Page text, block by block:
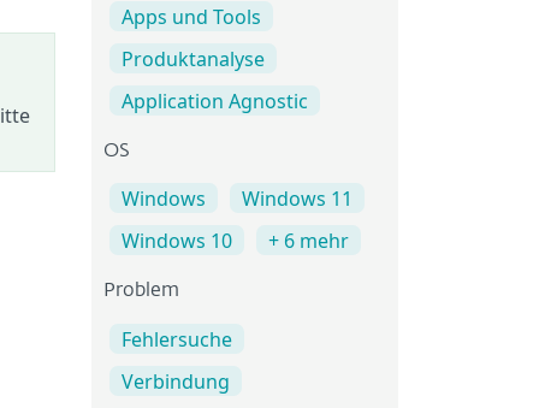
Apps und Tools
Produktanalyse
Application Agnostic
OS
Windows
Windows 11
Windows 10
+ 6 mehr
Problem
Fehlersuche
Verbindung